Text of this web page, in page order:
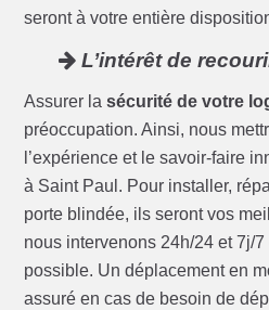
seront à votre entière
L’intérêt de
Assurer lasécurité de votre
préoccupation. Ainsi, nous
l’expérience et le savoir-faire
à Saint Paul. Pour installer,
porte blindée, ils seront vos
nous intervenons 24h/24 et 7j/
possible. Un déplacement en
assuré en cas de besoin de